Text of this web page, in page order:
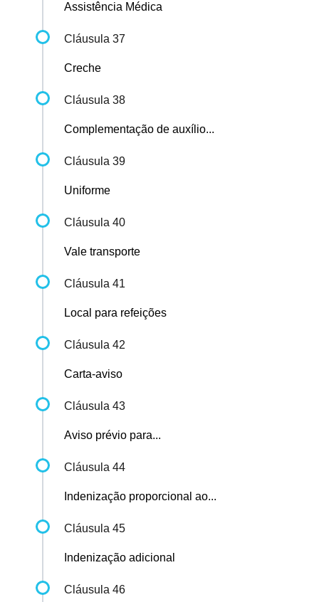
Assistência Médica
Cláusula 37
Creche
Cláusula 38
Complementação de auxílio...
Cláusula 39
Uniforme
Cláusula 40
Vale transporte
Cláusula 41
Local para refeições
Cláusula 42
Carta-aviso
Cláusula 43
Aviso prévio para...
Cláusula 44
Indenização proporcional ao...
Cláusula 45
Indenização adicional
Cláusula 46